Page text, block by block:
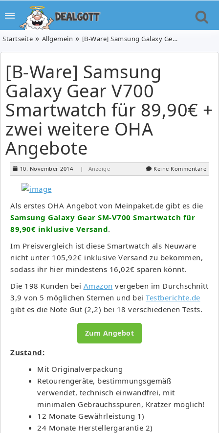
Startseite Allgemein [B-Ware] Samsung Galaxy Gear V700 Smartwatch für 89,90€ + zwei weitere OHA Angebote
[B-Ware] Samsung
Galaxy Gear V700
Smartwatch für 89,90€ +
zwei weitere OHA
Angebote
10. November 2014 | Anzeige Keine Kommentare
Als erstes OHA Angebot von Meinpaket.de gibt es die
Samsung Galaxy Gear SM-V700 Smartwatch für
89,90€ inklusive Versand.
Im Preisvergleich ist diese Smartwatch als Neuware
nicht unter 105,92€ inklusive Versand zu bekommen,
sodass ihr hier mindestens 16,02€ sparen könnt.
Die 198 Kunden bei Amazon vergeben im Durchschnitt
3,9 von 5 möglichen Sternen und bei Testberichte.de
gibt es die Note Gut (2,2) bei 18 verschiedenen Tests.
Zum Angebot
Zustand:
Mit Originalverpackung
Retourengeräte, bestimmungsgemäß
verwendet, technisch einwandfrei, mit
minimalen Gebrauchsspuren, Kratzer möglich!
12 Monate Gewährleistung 1)
24 Monate Herstellergarantie 2)